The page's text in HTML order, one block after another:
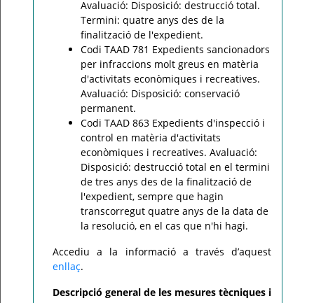
Avaluació: Disposició: destrucció total.
Termini: quatre anys des de la
finalització de l'expedient.
Codi TAAD 781 Expedients sancionadors
per infraccions molt greus en matèria
d'activitats econòmiques i recreatives.
Avaluació: Disposició: conservació
permanent.
Codi TAAD 863 Expedients d'inspecció i
control en matèria d'activitats
econòmiques i recreatives. Avaluació:
Disposició: destrucció total en el termini
de tres anys des de la finalització de
l'expedient, sempre que hagin
transcorregut quatre anys de la data de
la resolució, en el cas que n'hi hagi.
Accediu a la informació a través d’aquest
enllaç.
Descripció general de les mesures tècniques i